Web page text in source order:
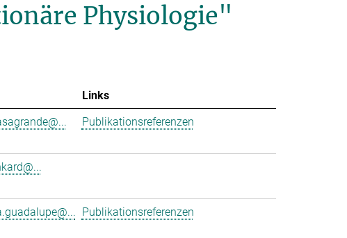
Physiologie"
Links
Publikationsreferenzen
Publikationsreferenzen